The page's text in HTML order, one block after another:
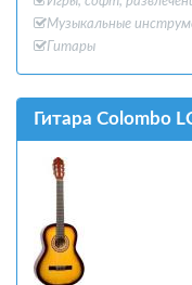
Музыкальные
Гитары
Гитара Colombo